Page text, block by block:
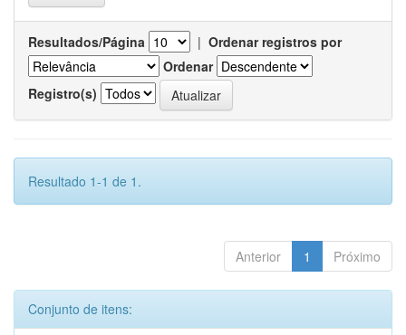
Resultados/Página | Ordenar registros por
Ordenar
Registro(s)
Resultado 1-1 de 1.
Anterior 1 Próximo
Conjunto de itens: